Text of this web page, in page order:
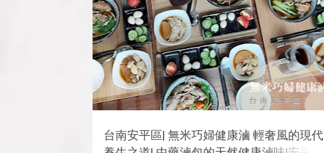
發
表
文
章
台南安平區| 無米巧婦健康滷 輕奢風的現代
台南 台南美食 安平美食 麵館